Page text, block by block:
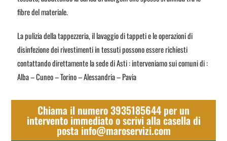
fibre del materiale.
La pulizia della tappezzeria, il lavaggio di tappeti e le operazioni di
disinfezione dei rivestimenti in tessuti possono essere richiesti
contattando direttamente la sede di Asti : interveniamo sui comuni di :
Alba – Cuneo – Torino – Alessandria – Pavia
Chiama il numero 3935185644 per un
intervento immediato o scrivi alla casella di
posta info@maroservizi.com